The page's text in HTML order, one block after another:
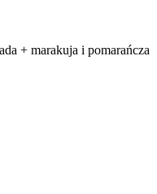
+ marakuja i pomarańcza